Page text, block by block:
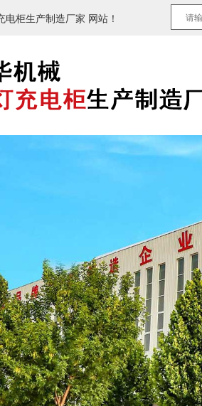
柜生产制造厂家 网站！